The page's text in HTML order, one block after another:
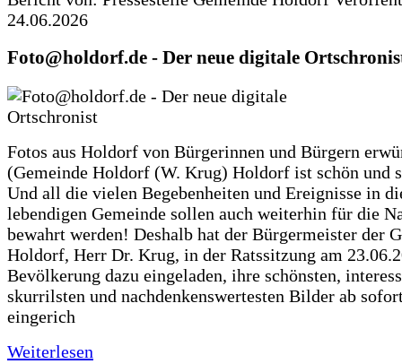
24.06.2026
Foto@holdorf.de - Der neue digitale
Fotos aus Holdorf von Bürgerinnen und Bürgern
(Gemeinde Holdorf (W. Krug) Holdorf ist schön und
Und all die vielen Begebenheiten und Ereignisse in
lebendigen Gemeinde sollen auch weiterhin für die
bewahrt werden! Deshalb hat der Bürgermeister der
Holdorf, Herr Dr. Krug, in der Ratssitzung am
Bevölkerung dazu eingeladen, ihre schönsten,
skurrilsten und nachdenkenswertesten Bilder ab
eingerich
Weiterlesen